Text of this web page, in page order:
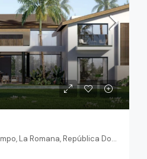
El Bosque 32, Casa de Campo, La Romana, República Dominicana